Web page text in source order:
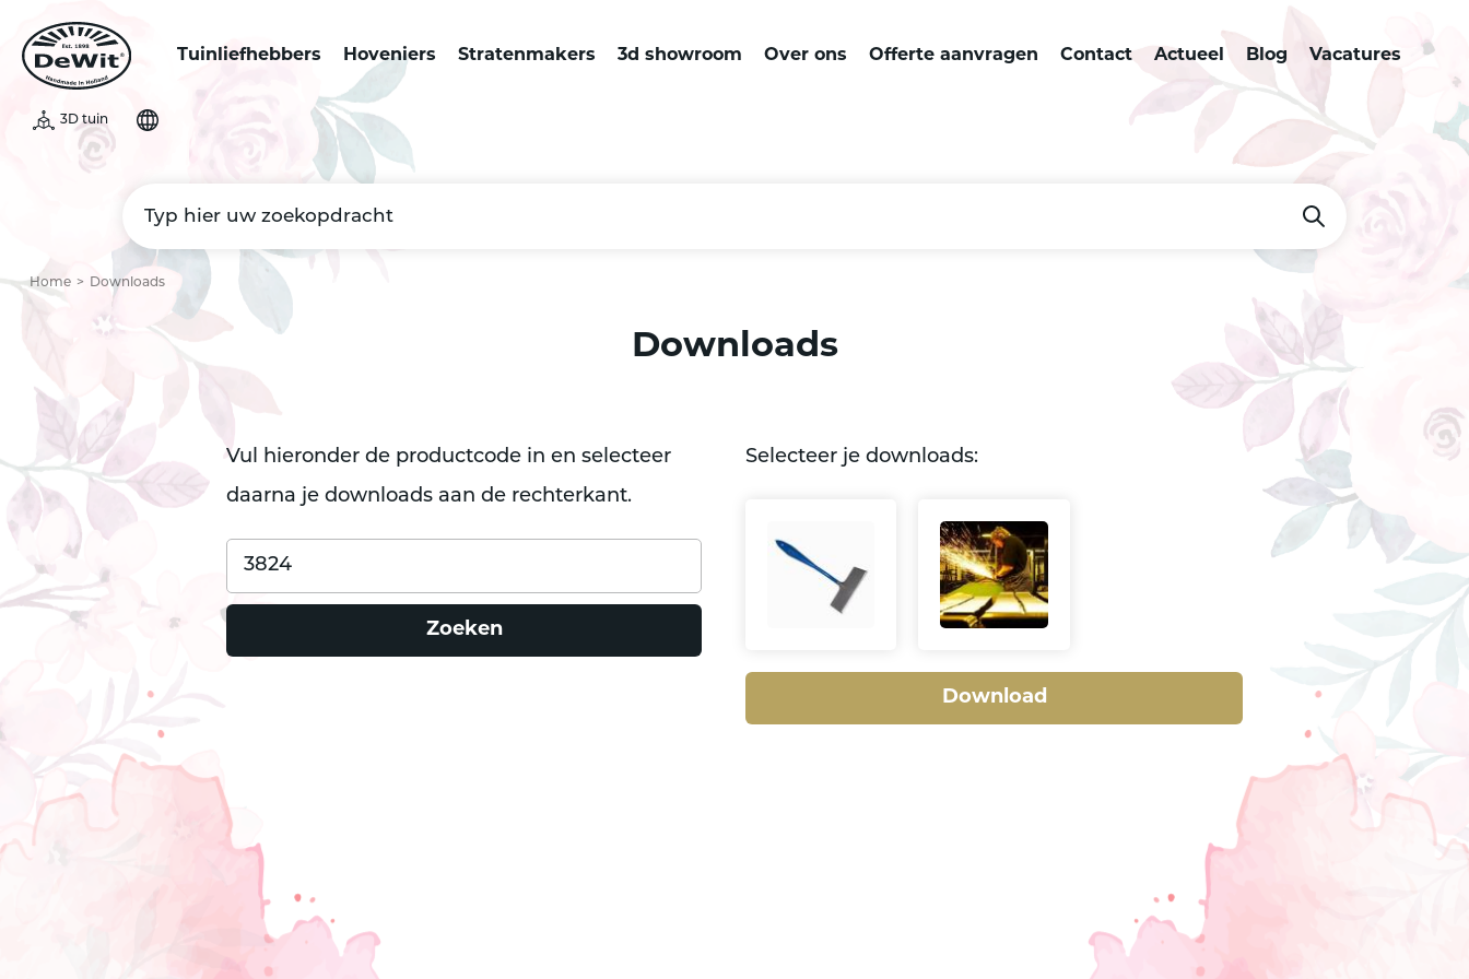
3D tuin
Tuinliefhebbers Hoveniers Stratenmakers 3d showroom Over ons Offerte aanvragen Contact Actueel Blog Vacatures
Home Downloads
Downloads
Vul hieronder de productcode in en selecteer
daarna je downloads aan de rechterkant.
Zoeken
Selecteer je downloads:
Download